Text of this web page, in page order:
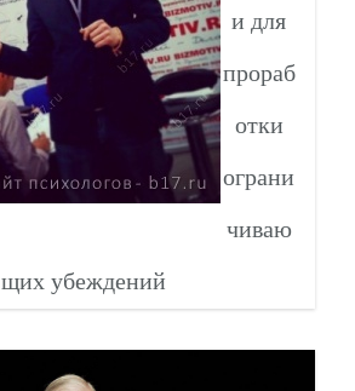
и для
прораб
отки
ограни
чиваю
щих убеждений